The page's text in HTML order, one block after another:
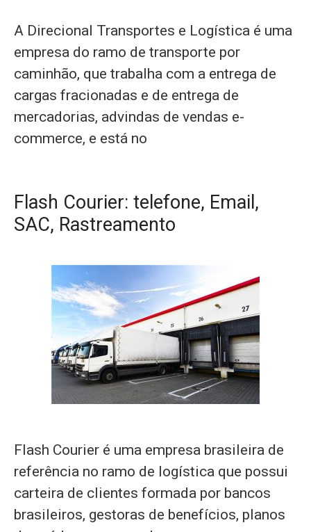
A Direcional Transportes e Logística é uma
empresa do ramo de transporte por
caminhão, que trabalha com a entrega de
cargas fracionadas e de entrega de
mercadorias, advindas de vendas e-
commerce, e está no
Flash Courier: telefone, Email,
SAC, Rastreamento
Flash Courier é uma empresa brasileira de
referência no ramo de logística que possui
carteira de clientes formada por bancos
brasileiros, gestoras de benefícios, planos